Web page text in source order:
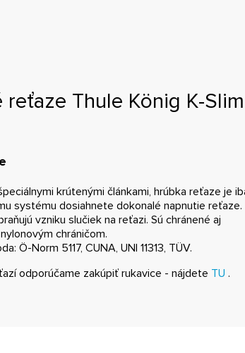
reťaze Thule König K-Slim
krútenými článkami, hrúbka reťaze je
systému dosiahnete dokonalé napnutie reťaze.
vzniku slučiek na reťazi. Sú chránené aj
chráničom.
Ö-Norm 5117, CUNA, UNI 11313, TÜV.
odporúčame zakúpiť rukavice - nájdete TU .